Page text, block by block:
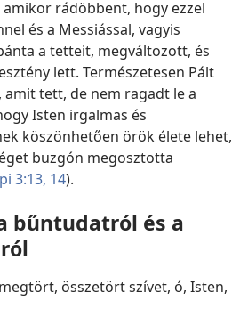
amikor rádöbbent, hogy ezzel
és a Messiással, vagyis
a tetteit, megváltozott, és
lett. Természetesen Pált
tett, de nem ragadt le a
Isten irgalmas és
köszönhetően örök élete lehet,
buzgón megosztotta
3:13, 14).
bűntudatról és a
összetört szívet, ó, Isten,